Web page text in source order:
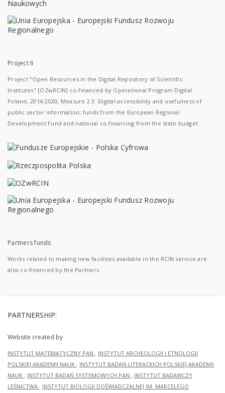
Project II
Project "Open Resources in the Digital Repository of Scientific
Institutes" [OZwRCIN] co-financed by Operational Program Digital
Poland, 2014-2020, Measure 2.3: Digital accessibility and usefulness of
public sector information; funds from the European Regional
Development Fund and national co-financing from the state budget.
Partners funds
Works related to making new facilities available in the RCIN service are
also co-financed by the Partners.
PARTNERSHIP:
Website created by
INSTYTUT MATEMATYCZNY PAN ; INSTYTUT ARCHEOLOGII I ETNOLOGII
POLSKIEJ AKADEMII NAUK ; INSTYTUT BADAŃ LITERACKICH POLSKIEJ AKADEMII
NAUK ; INSTYTUT BADAŃ SYSTEMOWYCH PAN ; INSTYTUT BADAWCZY
LEŚNICTWA ; INSTYTUT BIOLOGII DOŚWIADCZALNEJ IM. MARCELEGO